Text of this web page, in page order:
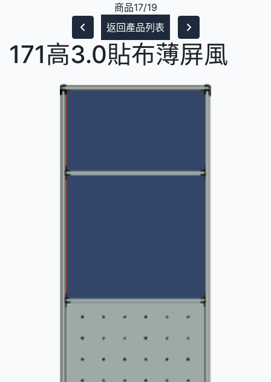
商品17/19
返回產品列表
171高3.0貼布薄屏風